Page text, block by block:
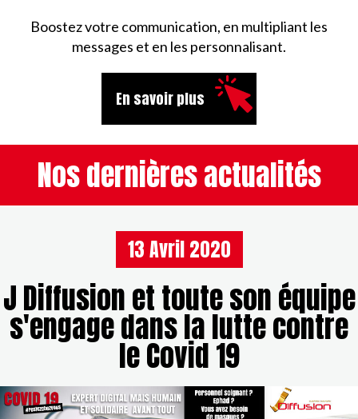
Boostez votre communication, en multipliant les
messages et en les personnalisant.
En savoir plus
Nos dernières actualités
13 Avril 2020
J Diffusion et toute son équipe
s'engage dans la lutte contre
le Covid 19